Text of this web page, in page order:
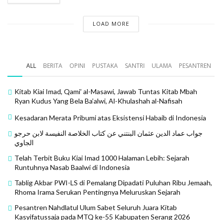
LOAD MORE
ALL BERITA OPINI PUSTAKA SANTRI ULAMA PESANTREN
Kitab Kiai Imad, Qami’ al-Masawi, Jawab Tuntas Kitab Mbah
Ryan Kudus Yang Bela Ba’alwi, Al-Khulashah al-Nafisah
Kesadaran Merata Pribumi atas Eksistensi Habaib di Indonesia
جواب عماد الدين عثمان البنتني عن كتاب الخلاصة النفيسة لابن حرجو
الجاوي
Telah Terbit Buku Kiai Imad 1000 Halaman Lebih: Sejarah
Runtuhnya Nasab Baalwi di Indonesia
Tablig Akbar PWI-LS di Pemalang Dipadati Puluhan Ribu Jemaah,
Rhoma Irama Serukan Pentingnya Meluruskan Sejarah
Pesantren Nahdlatul Ulum Sabet Seluruh Juara Kitab
Kasyifatussaja pada MTQ ke-55 Kabupaten Serang 2026